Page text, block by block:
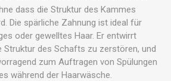
dass die Struktur des Kammes
Die spärliche Zahnung ist ideal für
oder gewelltes Haar. Er entwirrt
Struktur des Schafts zu zerstören, und
zum Auftragen von Spülungen
während der Haarwäsche.